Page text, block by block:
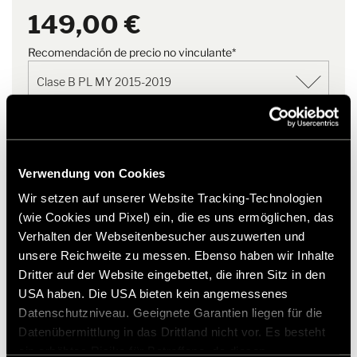
Verwendung von Cookies
Wir setzen auf unserer Website Tracking-Technologien
(wie Cookies und Pixel) ein, die es uns ermöglichen, das
Verhalten der Webseitenbesucher auszuwerten und
unsere Reichweite zu messen. Ebenso haben wir Inhalte
Dritter auf der Website eingebettet, die ihren Sitz in den
USA haben. Die USA bieten kein angemessenes
Datenschutzniveau. Geeignete Garantien liegen für die
Datenübermittlung in das Drittland nicht vor. Es besteht
149,00 €
Recomendación de precio no vinculante*
Añadir a la lista de deseos
Número de artículo: 2509361
* Los accesorios originales de Hymer no están disponibles
de fábrica, sino que solo pueden pedirse y adaptarse a
través de su socio comercial. Las imágenes están sujetas a
cambios.